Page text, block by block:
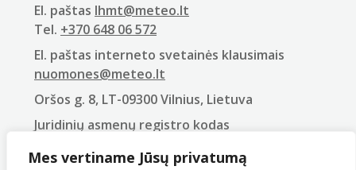
Mes vertiname Jūsų privatumą
El. paštas lhmt@meteo.lt
Tel. +370 648 06 572
El. paštas interneto svetainės klausimais
nuomones@meteo.lt
Oršos g. 8, LT-09300 Vilnius, Lietuva
Juridinių asmenų registro kodas
PVM mokėtojo kodas